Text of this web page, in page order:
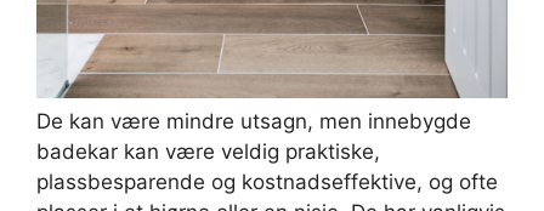
De kan være mindre utsagn, men innebygde
badekar kan være veldig praktiske,
plassbesparende og kostnadseffektive, og ofte